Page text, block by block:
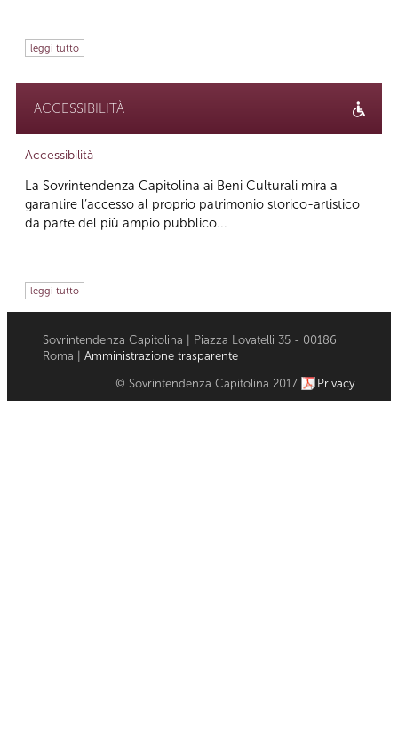
leggi tutto
ACCESSIBILITÀ
Accessibilità
La Sovrintendenza Capitolina ai Beni Culturali mira a
garantire l’accesso al proprio patrimonio storico-artistico
da parte del più ampio pubblico...
leggi tutto
Sovrintendenza Capitolina | Piazza Lovatelli 35 - 00186
Roma | Amministrazione trasparente
© Sovrintendenza Capitolina 2017 Privacy